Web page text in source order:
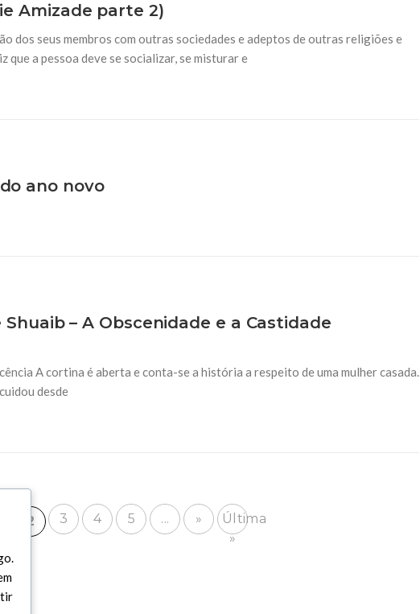
Amizade parte 2)
dos seus membros com outras sociedades e adeptos de outras religiões e
que a pessoa deve se socializar, se misturar e
ano novo
– A Obscenidade e a Castidade
A cortina é aberta e conta-se a história a respeito de uma mulher casada.
desde
2 3 4 5 ... »
Última
»